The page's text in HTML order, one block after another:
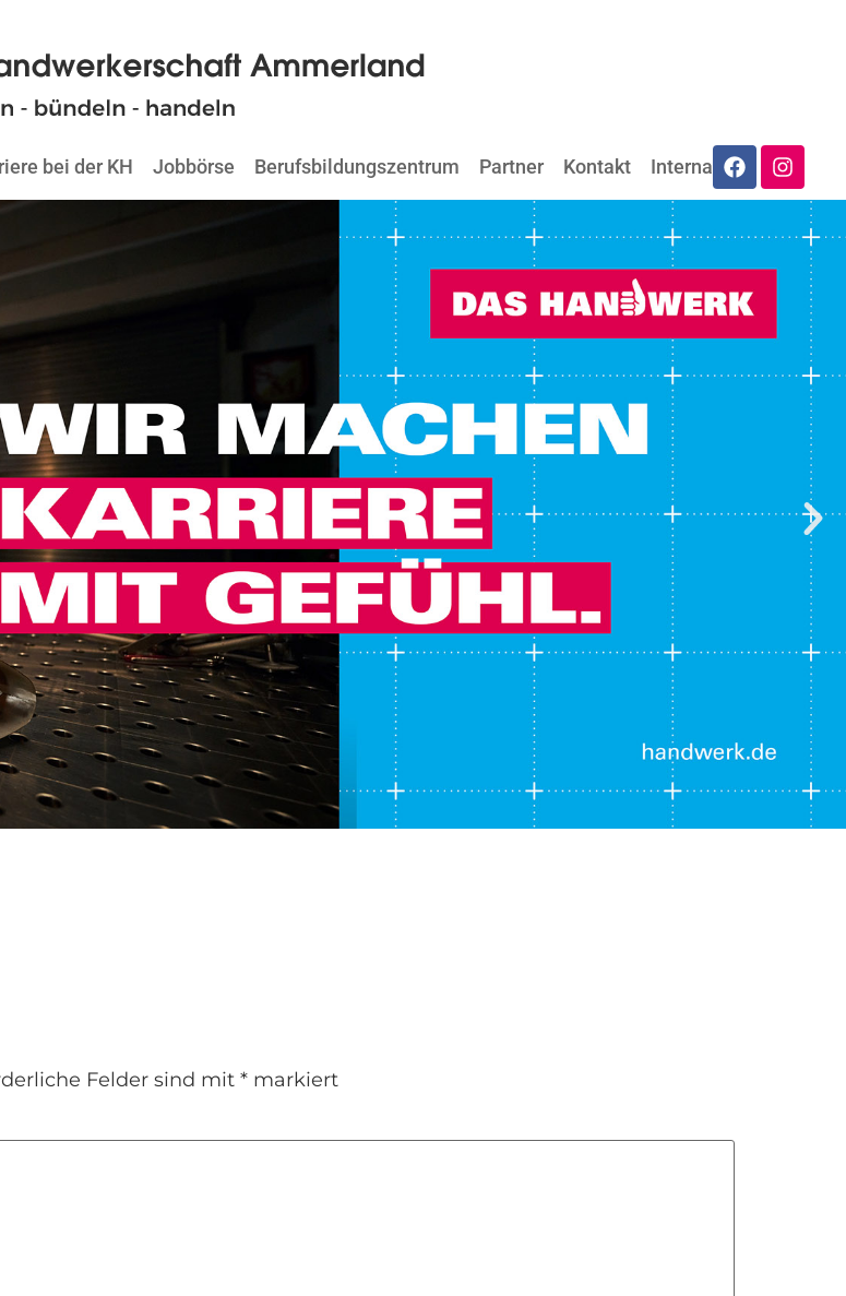
bei der KH Jobbörse Berufsbildungszentrum Partner Kontakt Internat
Felder sind mit * markiert